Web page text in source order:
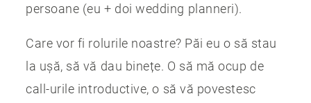
persoane (eu + doi wedding planneri).
Care vor fi rolurile noastre? Păi eu o să stau
la ușă, să vă dau binețe. O să mă ocup de
call-urile introductive, o să vă povestesc